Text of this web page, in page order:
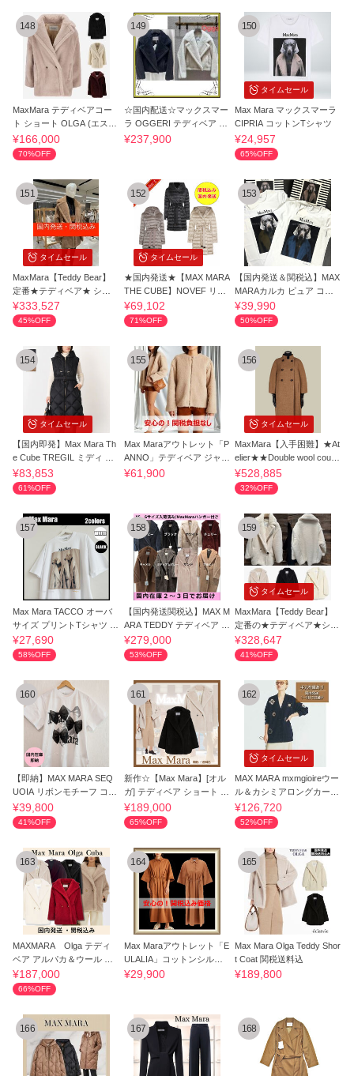
148
MaxMara テディベアコー
ト ショート OLGA (エスペ
ロ) *先着SALE
¥166,000
70%OFF
149
☆国内配送☆マックスマー
ラ OGGERI テディベア シ
ョート コート
¥237,900
タイムセール
150
Max Mara マックスマーラ
CIPRIA コットンTシャツ
¥24,957
65%OFF
タイムセール
151
MaxMara【Teddy Bear】
定番★テディベア★ ショ
ート コート 全色
¥333,527
45%OFF
タイムセール
152
★国内発送★【MAX MARA
THE CUBE】NOVEF リバ
ーシブル ダウン
¥69,102
71%OFF
153
【国内発送＆関税込】MAX
MARAカルカ ピュア コッ
トン
¥39,990
50%OFF
タイムセール
154
【国内即発】Max Mara Th
e Cube TREGIL ミディ ダ
ウン ジレ
¥83,853
61%OFF
155
Max Maraアウトレット「P
ANNO」テディベア ジャケ
ット
¥61,900
タイムセール
156
MaxMara【入手困難】★At
elier★★Double wool coutu
re coat★★
¥528,885
32%OFF
157
Max Mara TACCO オーバ
サイズ プリントTシャツ マ
ックスマーラ
¥27,690
58%OFF
158
【国内発送関税込】MAX M
ARA TEDDY テディベア ア
イコン コート
¥279,000
53%OFF
タイムセール
159
MaxMara【Teddy Bear】
定番の★テディベア★ショ
ート コート全色
¥328,647
41%OFF
160
【即納】MAX MARA SEQ
UOIA リボンモチーフ コッ
トンTシャツ
¥39,800
41%OFF
161
新作☆【Max Mara】[オル
ガ] テディベア ショート コ
ート
¥189,000
65%OFF
タイムセール
162
MAX MARA mxmgioireウー
ル＆カシミアロングカーデ
ィガン
¥126,720
52%OFF
163
MAXMARA Olga テディ
ベア アルパカ＆ウール シ
ョートコート
¥187,000
66%OFF
164
Max Maraアウトレット「E
ULALIA」コットンシルク
シャツドレス
¥29,900
165
Max Mara Olga Teddy Shor
t Coat 関税送料込
¥189,800
166 167 168